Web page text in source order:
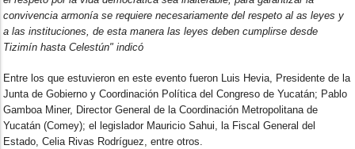
convivencia armonía se requiere necesariamente del respeto al as leyes y
a las instituciones, de esta manera las leyes deben cumplirse desde
Tizimín hasta Celestún" indicó
Entre los que estuvieron en este evento fueron Luis Hevia, Presidente de la
Junta de Gobierno y Coordinación Política del Congreso de Yucatán; Pablo
Gamboa Miner, Director General de la Coordinación Metropolitana de
Yucatán (Comey); el legislador Mauricio Sahui, la Fiscal General del
Estado, Celia Rivas Rodríguez, entre otros.